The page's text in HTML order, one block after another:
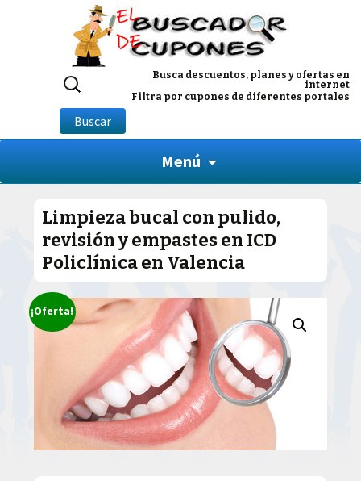
Busca descuentos, planes y ofertas en
internet
Filtra por cupones de diferentes portales
Buscar
por:
Buscar
Menú
Limpieza bucal con pulido,
revisión y empastes en ICD
Policlínica en Valencia
¡Oferta!